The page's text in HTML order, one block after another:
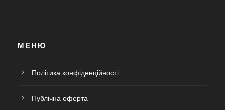
МЕНЮ
Політика конфіденційності
Публічна оферта